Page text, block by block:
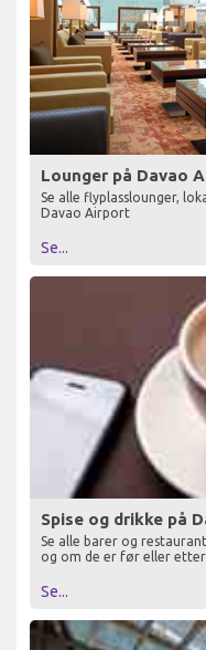
Lounger på Davao
Se alle flyplasslounger,
Davao Airport
Se...
Spise og drikke på
Se alle barer og
og om de er før eller etter
Se...